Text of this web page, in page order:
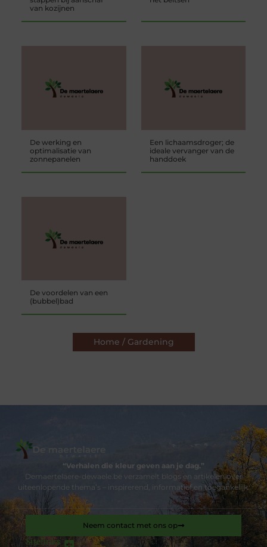
van kozijnen
De werking en
optimalisatie van
zonnepanelen
Een lichaamsdroger; de
ideale vervanger van de
handdoek
De voordelen van een
(bubbel)bad
Home / Gardening
“Verhalen die kleur geven aan je dag.”
Demaertelaere-dewaele.be verzamelt blogs en artikelen over
uiteenlopende thema’s – inspirerend, informatief en toegankelijk.
Sitelinks
Neem contact met ons op